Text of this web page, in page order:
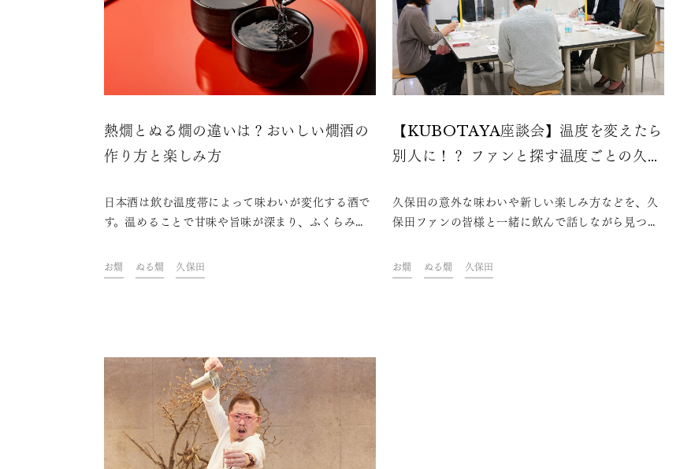
熱燗とぬる燗の違いは？おいしい燗酒の
作り方と楽しみ方
日本酒は飲む温度帯によって味わいが変化する酒で
す。温めることで甘味や旨味が深まり、ふくらみの
「燗酒（かんざけ）」と呼びますが、燗酒と一口に
言っても、熱燗やぬる燗など温度によって異なる呼
お燗 ぬる燗 久保田
【KUBOTAYA座談会】温度を変えたら
別人に！？ ファンと探す温度ごとの久保
久保田の意外な味わいや新しい楽しみ方などを、久
保田ファンの皆様と一緒に飲んで話しながら見つけ
は、「温度帯」をテーマに開催しました。
お燗 ぬる燗 久保田